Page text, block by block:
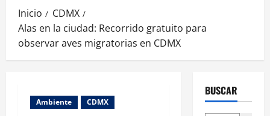
Inicio
CDMX
Alas en la ciudad: Recorrido gratuito para
observar aves migratorias en CDMX
Ambiente CDMX
BUSCAR